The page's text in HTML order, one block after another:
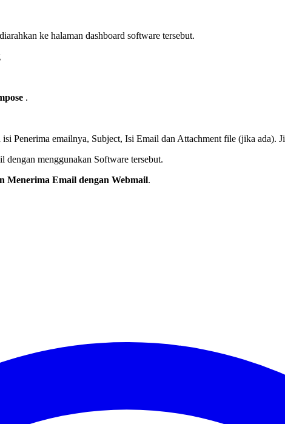
ke halaman dashboard software tersebut.
.
Penerima emailnya, Subject, Isi Email dan Attachment file (jika ada).
dengan menggunakan Software tersebut.
Menerima Email dengan Webmail.